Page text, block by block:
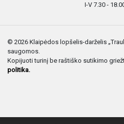
I-V 7.30 -
© 2026 Klaipėdos lopšelis-darželis
saugomos.
Kopijuoti turinį be raštiško sutikimo
politika.